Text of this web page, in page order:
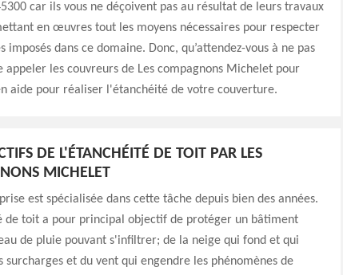
car ils vous ne déçoivent pas au résultat de leurs travaux
en œuvres tout les moyens nécessaires pour respecter
imposés dans ce domaine. Donc, qu’attendez-vous à ne pas
appeler les couvreurs de Les compagnons Michelet pour
aide pour réaliser l'étanchéité de votre couverture.
DE L'ÉTANCHÉITÉ DE TOIT PAR LES
MICHELET
est spécialisée dans cette tâche depuis bien des années.
de toit a pour principal objectif de protéger un bâtiment
de pluie pouvant s'infiltrer; de la neige qui fond et qui
surcharges et du vent qui engendre les phénomènes de